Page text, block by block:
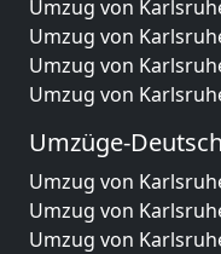
Umzug von
Umzug von
Umzug von
Umzug von
Umzüge-
Umzug von
Umzug von
Umzug von